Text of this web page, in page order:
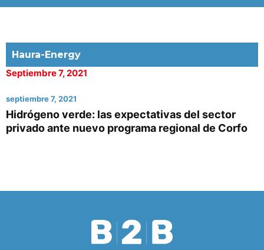
Haura-Energy
Septiembre 7, 2021
septiembre 7, 2021
Hidrógeno verde: las expectativas del sector
privado ante nuevo programa regional de Corfo